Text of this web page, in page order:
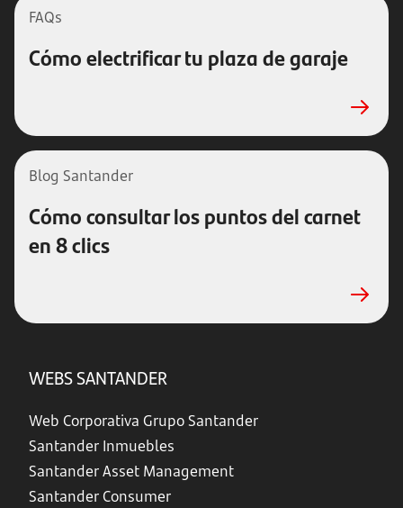
FAQs
Cómo electrificar tu plaza de garaje
Blog Santander
Cómo consultar los puntos del carnet
en 8 clics
WEBS SANTANDER
Web Corporativa Grupo Santander
Santander Inmuebles
Santander Asset Management
Santander Consumer